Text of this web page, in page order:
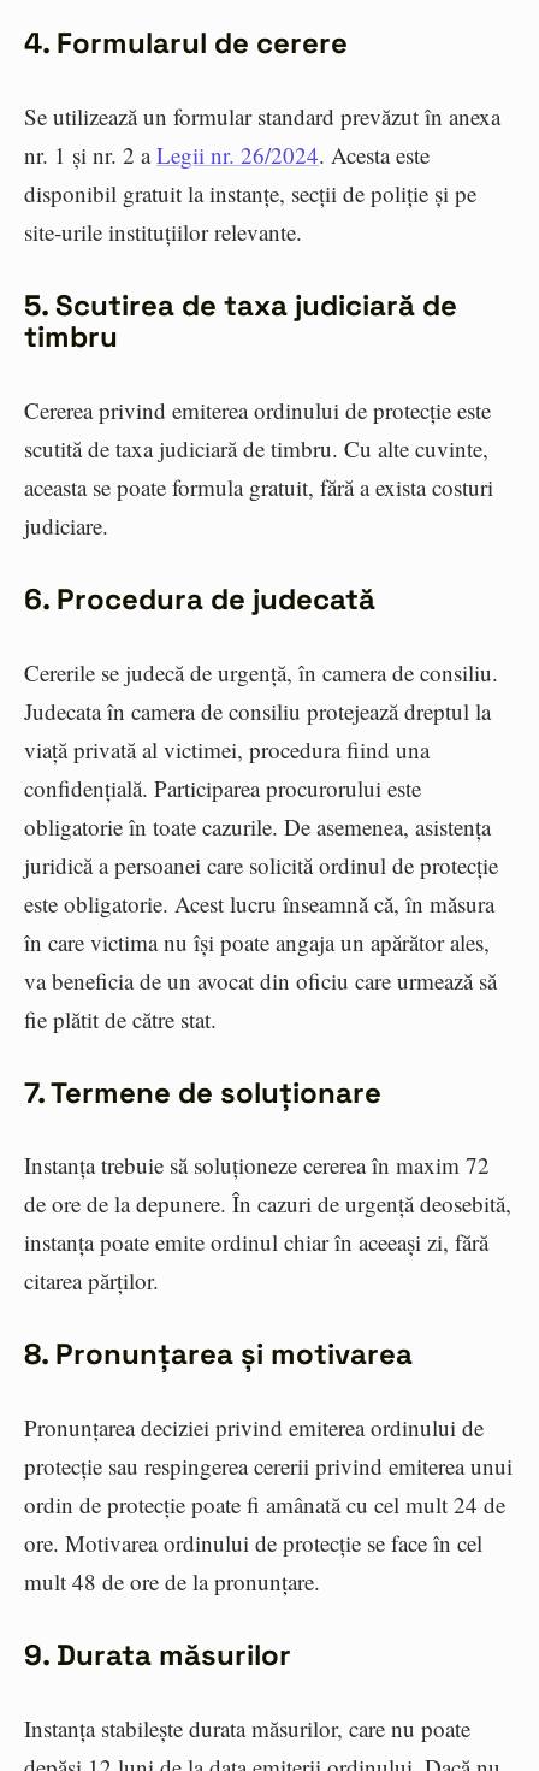
4. Formularul de cerere
Se utilizează un formular standard prevăzut în anexa
nr. 1 și nr. 2 aLegii nr. 26/2024. Acesta este
disponibil gratuit la instanțe, secții de poliție și pe
site-urile instituțiilor relevante.
5. Scutirea de taxa judiciară de
timbru
Cererea privind emiterea ordinului de protecție este
scutită de taxa judiciară de timbru. Cu alte cuvinte,
aceasta se poate formula gratuit, fără a exista costuri
judiciare.
6. Procedura de judecată
Cererile se judecă de urgență, în camera de consiliu.
Judecata în camera de consiliu protejează dreptul la
viață privată al victimei, procedura fiind una
confidențială. Participarea procurorului este
obligatorie în toate cazurile. De asemenea, asistența
juridică a persoanei care solicită ordinul de protecție
este obligatorie. Acest lucru înseamnă că, în măsura
în care victima nu își poate angaja un apărător ales,
va beneficia de un avocat din oficiu care urmează să
fie plătit de către stat.
7. Termene de soluționare
Instanța trebuie să soluționeze cererea în maxim 72
de ore de la depunere. În cazuri de urgență deosebită,
instanța poate emite ordinul chiar în aceeași zi, fără
citarea părților.
8. Pronunțarea și motivarea
Pronunțarea deciziei privind emiterea ordinului de
protecție sau respingerea cererii privind emiterea unui
ordin de protecție poate fi amânată cu cel mult 24 de
ore. Motivarea ordinului de protecție se face în cel
mult 48 de ore de la pronunțare.
9. Durata măsurilor
Instanța stabilește durata măsurilor, care nu poate